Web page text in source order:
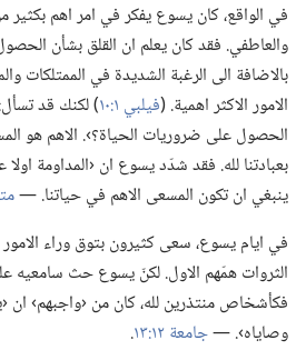
في الواقع،‏ كان يسوع يفكر في امر اهم
والعاطفي.‏ فقد كان يعلم ان القلق بشأن
بالاضافة الى الرغبة الشديدة في الممتلكات
الامور الاكثر اهمية.‏ (‏فيلبي ١:‏١٠
‏)‏ لكنك قد
الحصول على ضروريات الحياة؟‏›.‏ الاهم هو
بعبادتنا لله.‏ فقد شدّد يسوع ان ‹المداومة
ينبغي ان تكون المسعى الاهم في حياتنا.‏ —‏
في ايام يسوع،‏ سعى كثيرون بتوق وراء
الثروات همّهم الاول.‏ لكنّ يسوع حث سامعيه
فكأشخاص منتذرين لله،‏ كان من ‹واجبهم› ان
وصاياه›.‏ —‏جامعة ١٢:‏١٣
‏.‏